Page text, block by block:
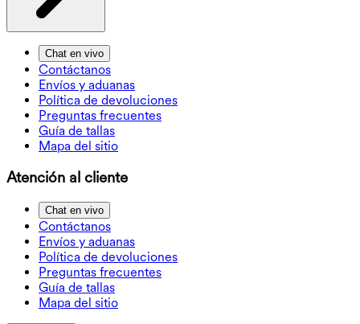
Chat en vivo
Contáctanos
Envíos y aduanas
Política de devoluciones
Preguntas frecuentes
Guía de tallas
Mapa del sitio
Atención al cliente
Chat en vivo
Contáctanos
Envíos y aduanas
Política de devoluciones
Preguntas frecuentes
Guía de tallas
Mapa del sitio